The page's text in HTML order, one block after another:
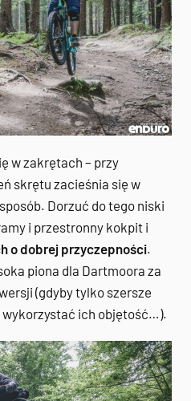
w zakrętach – przy
skrętu zacieśnia się w
Dorzuć do tego niski
i przestronny kokpit i
o dobrej przyczepności.
piona dla Dartmoora za
(gdyby tylko szersze
wykorzystać ich objętość…).